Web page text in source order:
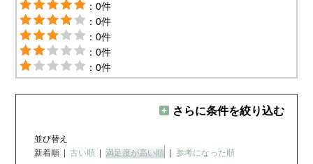
：0件
：0件
：0件
：0件
：0件
さらに条件を絞り込む
並び替え
新着順 | 古い順 | 満足度が高い順 | 参考になった順